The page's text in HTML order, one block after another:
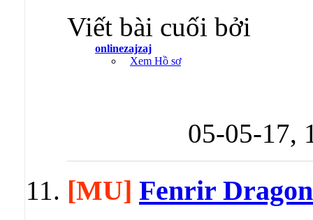
Viết bài cuối bởi
onlinezajzaj
Xem Hồ sơ
05-05-17,
[MU] Fenrir